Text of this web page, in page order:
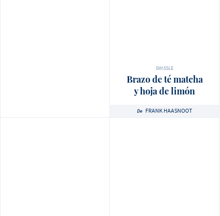
SWISSLE
Brazo de té matcha
y hoja de limón
De FRANK HAASNOOT